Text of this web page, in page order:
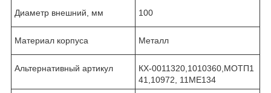
Диаметр внешний, мм 100
Материал корпуса Металл
Альтернативный артикул
КХ-0011320,1010360,МОТП1
41,10972, 11ME134